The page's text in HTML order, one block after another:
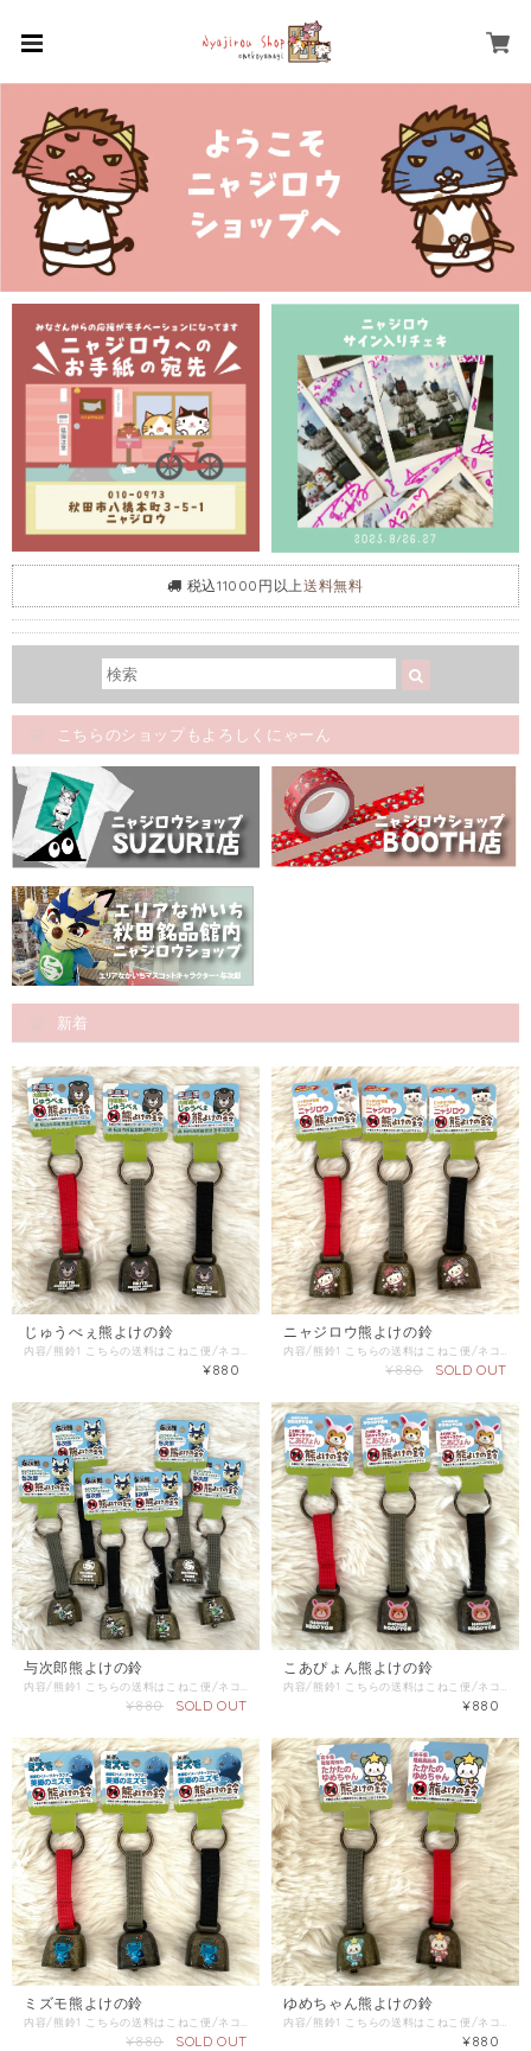
税込11000円以上送料無料
こちらのショップもよろしくにゃーん
新着
じゅうべぇ熊よけの鈴
¥880
ニャジロウ熊よけの鈴
¥880 SOLD OUT
与次郎熊よけの鈴
¥880 SOLD OUT
こあぴょん熊よけの鈴
¥880
ミズモ熊よけの鈴
¥880 SOLD OUT
ゆめちゃん熊よけの鈴
¥880